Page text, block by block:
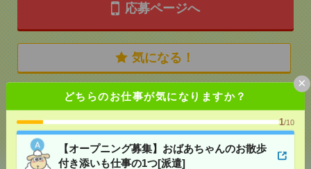
どちらのお仕事が気になりますか？
1/10
【オープニング募集】おばあちゃんのお散歩
付き添いも仕事の1つ[派遣]
×
応募ページへ
気になる！
メール で送る LINE
シェア ツイート ブックマーク